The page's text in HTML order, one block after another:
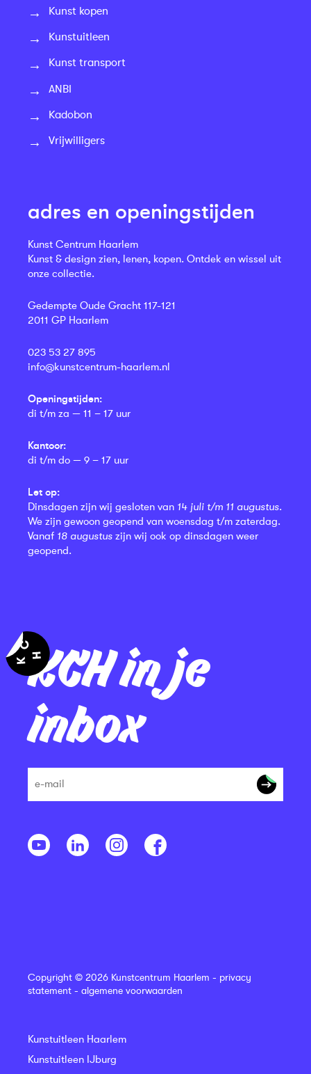
KCH in je
inbox
Kunst kopen
Kunstuitleen
Kunst transport
ANBI
Kadobon
Vrijwilligers
adres en openingstijden
Kunst Centrum Haarlem
Kunst & design zien, lenen, kopen. Ontdek en wissel uit
onze collectie.
Gedempte Oude Gracht 117-121
2011 GP Haarlem
023 53 27 895
info@kunstcentrum-haarlem.nl
Openingstijden:
di t/m za — 11 – 17 uur
Kantoor:
di t/m do — 9 – 17 uur
Let op:
Dinsdagen zijn wij gesloten van 14 juli t/m 11 augustus.
We zijn gewoon geopend van woensdag t/m zaterdag.
Vanaf 18 augustus zijn wij ook op dinsdagen weer
geopend.
Copyright © 2026 Kunstcentrum Haarlem - privacy
statement - algemene voorwaarden
Kunstuitleen Haarlem
Kunstuitleen IJburg